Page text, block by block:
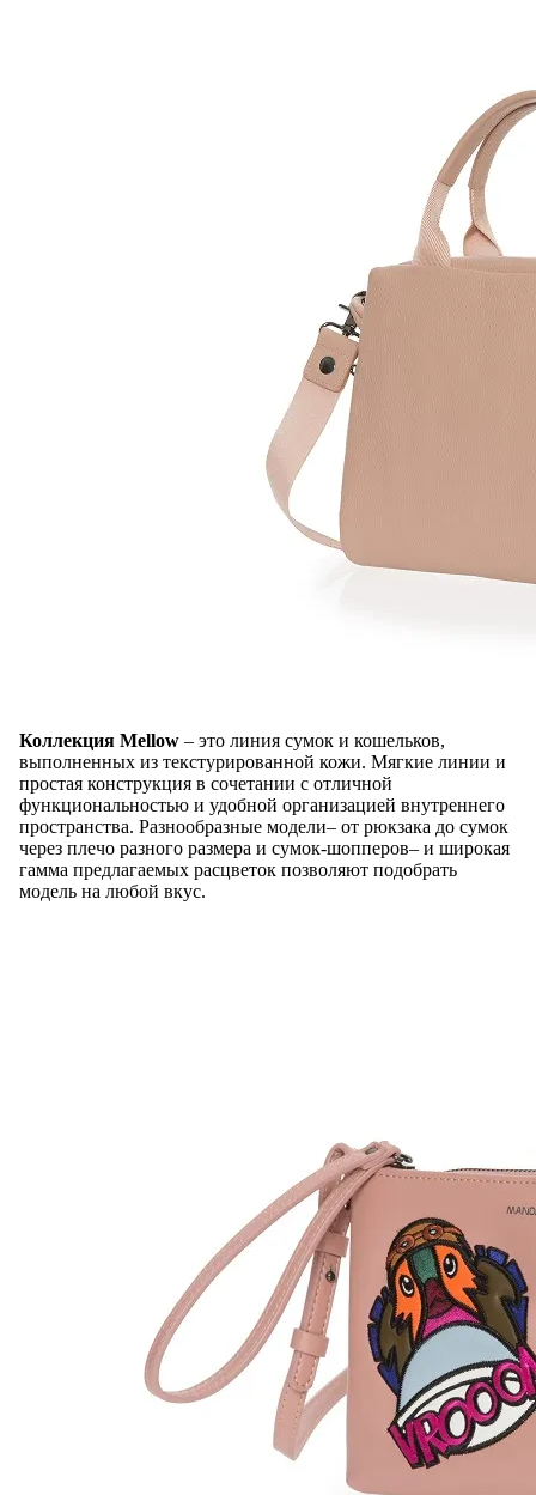
Коллекция Mellow – это линия сумок и кошельков,
выполненных из текстурированной кожи. Мягкие линии и
простая конструкция в сочетании с отличной
функциональностью и удобной организацией внутреннего
пространства. Разнообразные модели– от рюкзака до сумок
через плечо разного размера и сумок-шопперов– и широкая
гамма предлагаемых расцветок позволяют подобрать
модель на любой вкус.